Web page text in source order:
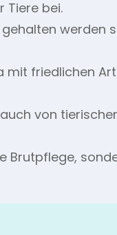
Tiere bei.
werden
mit friedlichen
von tierischer
Brutpflege,